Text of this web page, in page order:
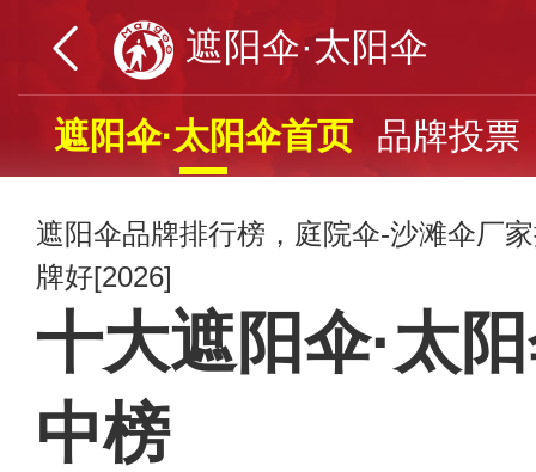
遮阳伞·太阳伞
遮阳伞·太阳伞首页 品牌投票
遮阳伞品牌排行榜，庭院伞-沙滩伞厂
牌好[2026]
十大遮阳伞·太
中榜